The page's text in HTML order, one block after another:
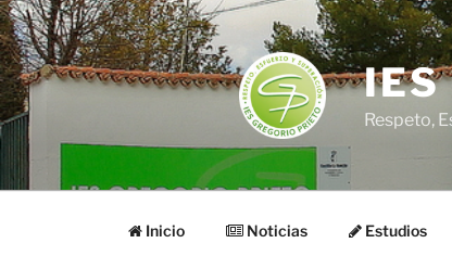
Saltar
al
contenido
IES
Respeto,
Inicio Noticias Estudios